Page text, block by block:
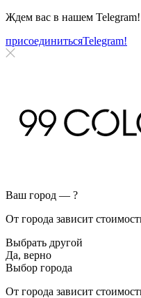
Ждем вас в нашем Telegram!
присоединитьсяTelegram!
Ваш город — ?
От города зависит
Выбрать другой
Да, верно
Выбор города
От города зависит